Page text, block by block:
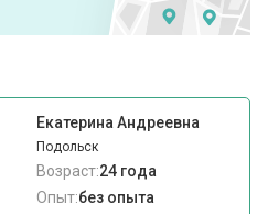
Екатерина Андреевна
Подольск
Возраст:24 года
Опыт:без опыта